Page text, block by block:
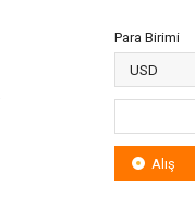
Para Birimi
Alış